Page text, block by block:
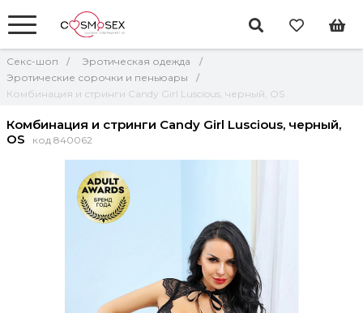
Секс-шоп
Эротическая одежда
Эротические сорочки и пеньюары
Комбинация и стринги Candy Girl Luscious, черный, OS
Комбинация и стринги Candy Girl Luscious, черный,
OS
код 840062